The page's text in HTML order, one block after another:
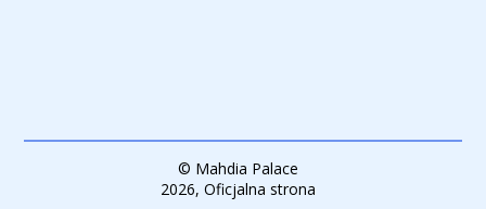
© Mahdia Palace
2026, Oficjalna strona